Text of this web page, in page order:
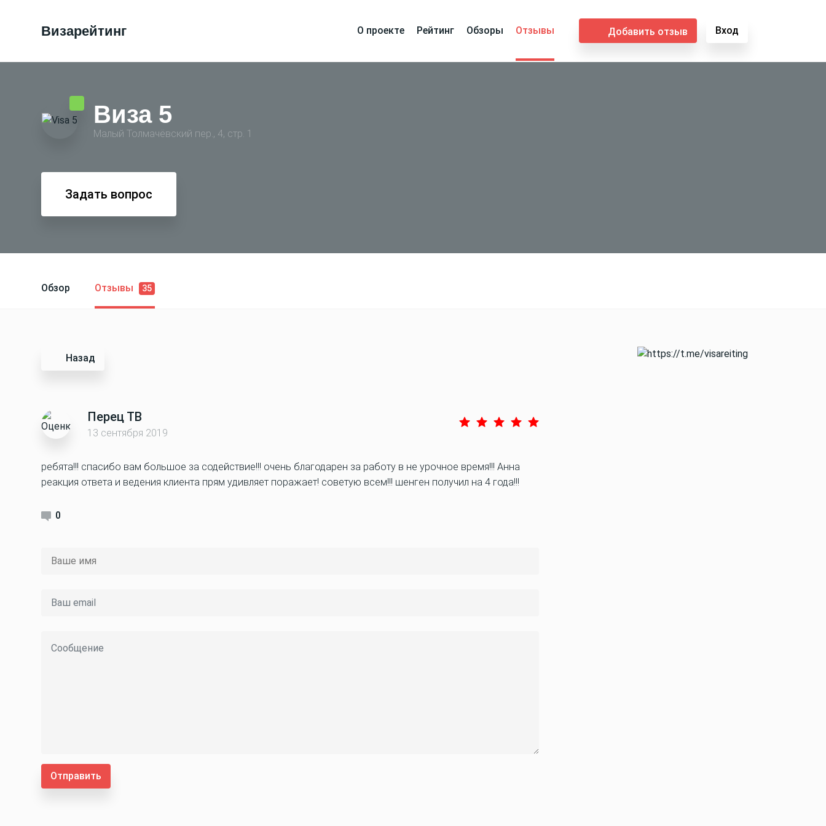
Визарейтинг О проекте Рейтинг Обзоры Отзывы Добавить отзыв Вход
Виза 5
Малый Толмачёвский пер., 4, стр. 1
Задать вопрос
Обзор Отзывы 35
Назад
Перец ТВ
13 сентября 2019
ребята!!! спасибо вам большое за содействие!!! очень благодарен за работу в не урочное время!!! Анна
реакция ответа и ведения клиента прям удивляет поражает! советую всем!!! шенген получил на 4 года!!!
0
Отправить